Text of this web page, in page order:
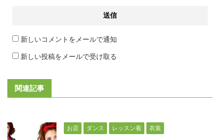
新しいコメントをメールで通知
新しい投稿をメールで受け取る
関連記事
お店 ダンス レッスン着 衣装